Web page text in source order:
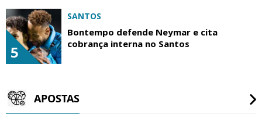
5
SANTOS
Bontempo defende Neymar e cita
cobrança interna no Santos
APOSTAS